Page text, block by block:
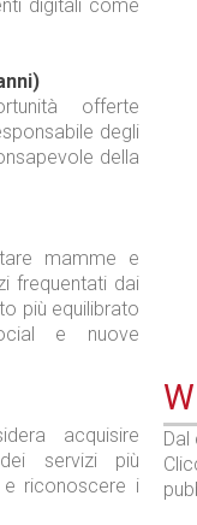
digitali come
offerte
degli
della
mamme e
frequentati dai
più equilibrato
e nuove
acquisire
servizi più
e riconoscere i